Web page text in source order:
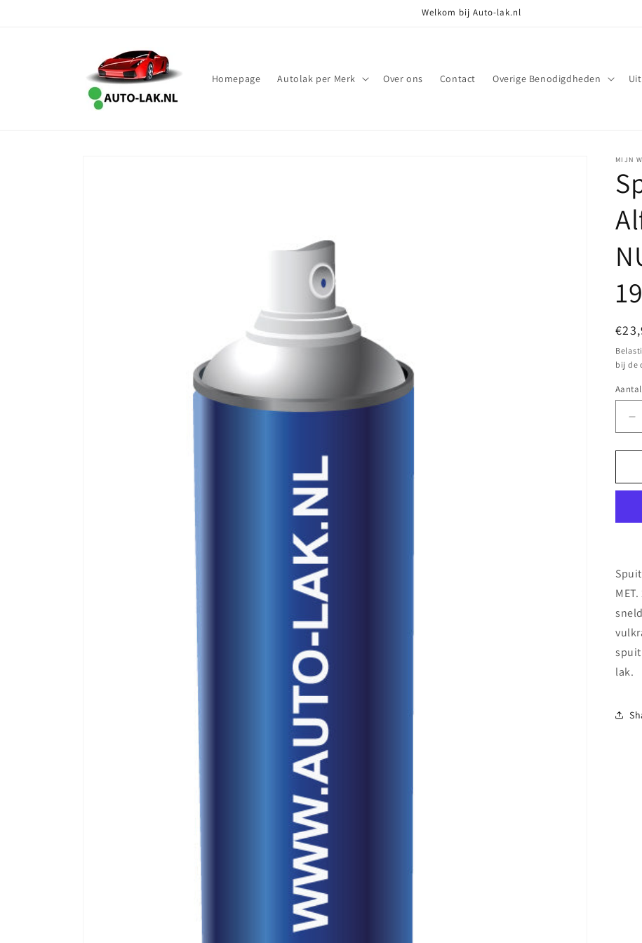
Welkom bij Auto-lak.nl
Homepage Autolak per Merk Over ons Contact Overige Benodigdheden
MIJN
prijs
bij de
Aantal
lak.